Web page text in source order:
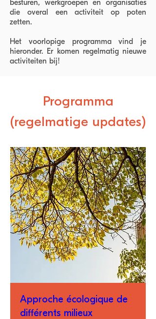
besturen, werkgroepen en organisaties
die overal een activiteit op poten
zetten.
Het voorlopige programma vind je
hieronder. Er komen regelmatig nieuwe
activiteiten bij!
Programma
(regelmatige updates)
Approche écologique de
différents milieux